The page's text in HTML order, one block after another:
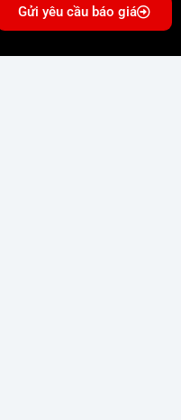
Gửi yêu cầu báo giá